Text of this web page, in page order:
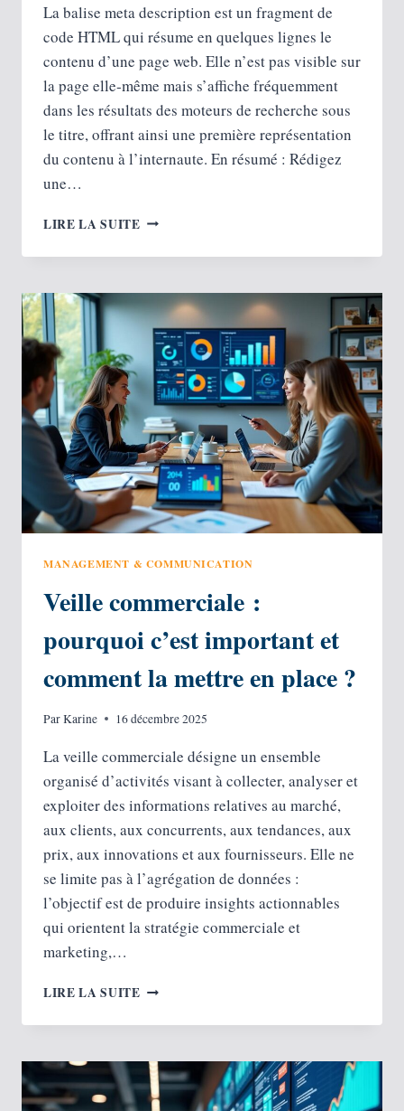
La balise meta description est un fragment de
code HTML qui résume en quelques lignes le
contenu d’une page web. Elle n’est pas visible sur
la page elle‑même mais s’affiche fréquemment
dans les résultats des moteurs de recherche sous
le titre, offrant ainsi une première représentation
du contenu à l’internaute. En résumé : Rédigez
une…
LIRE LA SUITE LA
MÉTA
:
UTILE
OU
SUPERFLUE
?
MANAGEMENT & COMMUNICATION
Veille commerciale :
pourquoi c’est important et
comment la mettre en place ?
ParKarine 16 décembre 2025
La veille commerciale désigne un ensemble
organisé d’activités visant à collecter, analyser et
exploiter des informations relatives au marché,
aux clients, aux concurrents, aux tendances, aux
prix, aux innovations et aux fournisseurs. Elle ne
se limite pas à l’agrégation de données :
l’objectif est de produire insights actionnables
qui orientent la stratégie commerciale et
marketing,…
LIRE LA SUITE VEILLE
POURQUOI
IMPORTANT
ET
COMMENT